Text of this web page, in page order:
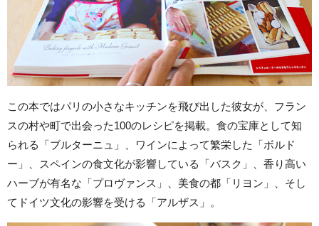
この本ではパリの小さなキッチンを飛び出した彼女が、フラン
スの村や町で出会った100のレシピを掲載。食の宝庫として知
られる「ブルターニュ」、ワインによって繁栄した「ボルド
ー」、スペインの食文化が影響している「バスク」、香り高い
ハーブが有名な「プロヴァンス」、美食の都「リヨン」、そし
てドイツ文化の影響を受ける「アルザス」。